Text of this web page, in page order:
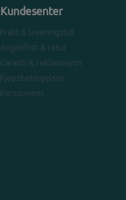
Kundesenter
Frakt & leveringstid
Angrefrist & retur
Garanti & reklamasjon
Kjøpsbetingelser
Personvern